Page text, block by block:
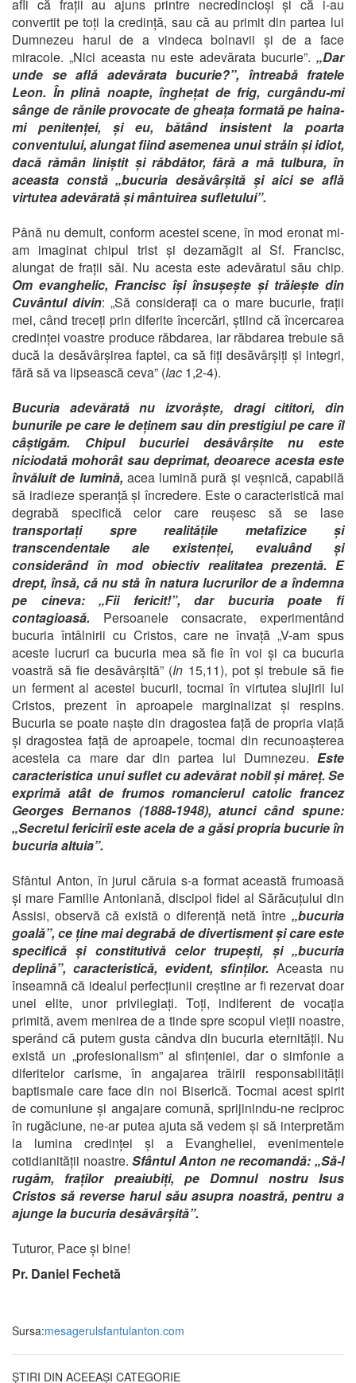
afli că frații au ajuns printre necredincioși și că i-au
convertit pe toți la credință, sau că au primit din partea lui
Dumnezeu harul de a vindeca bolnavii și de a face
miracole. „Nici aceasta nu este adevărata bucurie”. „Dar
unde se află adevărata bucurie?”, întreabă fratele
Leon. În plină noapte, înghețat de frig, curgându-mi
sânge de rănile provocate de gheața formată pe haina-
mi penitenței, și eu, bătând insistent la poarta
conventului, alungat fiind asemenea unui străin și idiot,
dacă rămân liniștit și răbdător, fără a mă tulbura, în
aceasta constă „bucuria desăvârșită și aici se află
virtutea adevărată și mântuirea sufletului”.
Până nu demult, conform acestei scene, în mod eronat mi-
am imaginat chipul trist și dezamăgit al Sf. Francisc,
alungat de frații săi. Nu acesta este adevăratul său chip.
Om evanghelic, Francisc își însușește și trăiește din
Cuvântul divin: „Să considerați ca o mare bucurie, frații
mei, când treceți prin diferite încercări, știind că încercarea
credinței voastre produce răbdarea, iar răbdarea trebuie să
ducă la desăvârșirea faptei, ca să fiți desăvârșiți și integri,
fără să va lipsească ceva” (Iac 1,2-4).
Bucuria adevărată nu izvorăște, dragi cititori, din
bunurile pe care le deținem sau din prestigiul pe care îl
câștigăm. Chipul bucuriei desăvârșite nu este
niciodată mohorât sau deprimat, deoarece acesta este
învăluit de lumină, acea lumină pură și veșnică, capabilă
să iradieze speranță și încredere. Este o caracteristică mai
degrabă specifică celor care reușesc să se lase
transportați spre realitățile metafizice și
transcendentale ale existenței, evaluând și
considerând în mod obiectiv realitatea prezentă. E
drept, însă, că nu stă în natura lucrurilor de a îndemna
pe cineva: „Fii fericit!”, dar bucuria poate fi
contagioasă. Persoanele consacrate, experimentând
bucuria întâlnirii cu Cristos, care ne învață „V-am spus
aceste lucruri ca bucuria mea să fie în voi și ca bucuria
voastră să fie desăvârșită” (In 15,11), pot și trebuie să fie
un ferment al acestei bucurii, tocmai în virtutea slujirii lui
Cristos, prezent în aproapele marginalizat și respins.
Bucuria se poate naște din dragostea față de propria viață
și dragostea față de aproapele, tocmai din recunoașterea
acesteia ca mare dar din partea lui Dumnezeu. Este
caracteristica unui suflet cu adevărat nobil și măreț. Se
exprimă atât de frumos romancierul catolic francez
Georges Bernanos (1888-1948), atunci când spune:
„Secretul fericirii este acela de a găsi propria bucurie în
bucuria altuia”.
Sfântul Anton, în jurul căruia s-a format această frumoasă
și mare Familie Antoniană, discipol fidel al Sărăcuțului din
Assisi, observă că există o diferență netă între „bucuria
goală”, ce ține mai degrabă de divertisment și care este
specifică și constitutivă celor trupești, și „bucuria
deplină”, caracteristică, evident, sfinților. Aceasta nu
înseamnă că idealul perfecțiunii creștine ar fi rezervat doar
unei elite, unor privilegiați. Toți, indiferent de vocația
primită, avem menirea de a tinde spre scopul vieții noastre,
sperând că putem gusta cândva din bucuria eternității. Nu
există un „profesionalism” al sfințeniei, dar o simfonie a
diferitelor carisme, în angajarea trăirii responsabilității
baptismale care face din noi Biserică. Tocmai acest spirit
de comuniune și angajare comună, sprijinindu-ne reciproc
în rugăciune, ne-ar putea ajuta să vedem și să interpretăm
la lumina credinței și a Evangheliei, evenimentele
cotidianității noastre.Sfântul Anton ne recomandă: „Să-l
rugăm, fraților preaiubiți, pe Domnul nostru Isus
Cristos să reverse harul său asupra noastră, pentru a
ajunge la bucuria desăvârșită”.
Tuturor, Pace și bine!
Pr. Daniel Fechetă
Sursa:mesagerulsfantulanton.com
ȘTIRI DIN ACEEAȘI CATEGORIE